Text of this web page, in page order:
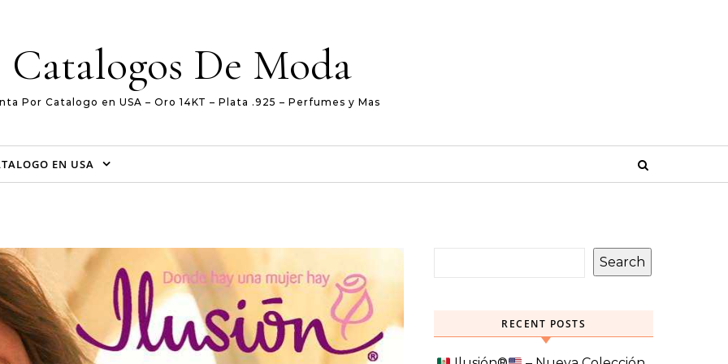
Catalogos De Moda
Por Catalogo en USA – Oro 14KT – Plata .925 – Perfumes y Mas
EN USA
Search
RECENT POSTS